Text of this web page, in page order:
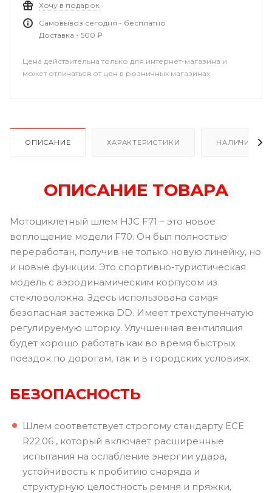
Хочу в подарок
Самовывоз сегодня - бесплатно
Доставка - 500 ₽
Цена действительна только для интернет-магазина и
может отличаться от цен в розничных магазинах
ОПИСАНИЕ ХАРАКТЕРИСТИКИ НАЛИЧИЕ В
ОПИСАНИЕ ТОВАРА
Мотоциклетный шлем HJC F71 – это новое
воплощение модели F70. Он был полностью
переработан, получив не только новую линейку, но
и новые функции. Это спортивно-туристическая
модель с аэродинамическим корпусом из
стекловолокна. Здесь использована самая
безопасная застежка DD. Имеет трехступенчатую
регулируемую шторку. Улучшенная вентиляция
будет хорошо работать как во время быстрых
поездок по дорогам, так и в городских условиях.
БЕЗОПАСНОСТЬ
Шлем соответствует строгому стандарту ECE
R22.06 , который включает расширенные
испытания на ослабление энергии удара,
устойчивость к пробитию снаряда и
структурную целостность ремня и пряжки,